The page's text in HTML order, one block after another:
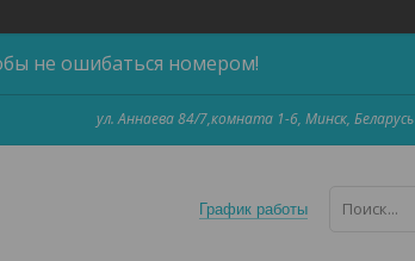
не ошибаться номером!
ул. Аннаева 84/7,комната 1-6, Минск, Беларусь
График работы